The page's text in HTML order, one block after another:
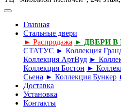
Главная
Стальные двери
► Распродажа ► ДВЕРИ
СТАТУС ► Коллекция
Коллекция АртВуд ►
Коллекция Бостон ►
Сьена ► Коллекция Бункер
Доставка
Установка
Контакты